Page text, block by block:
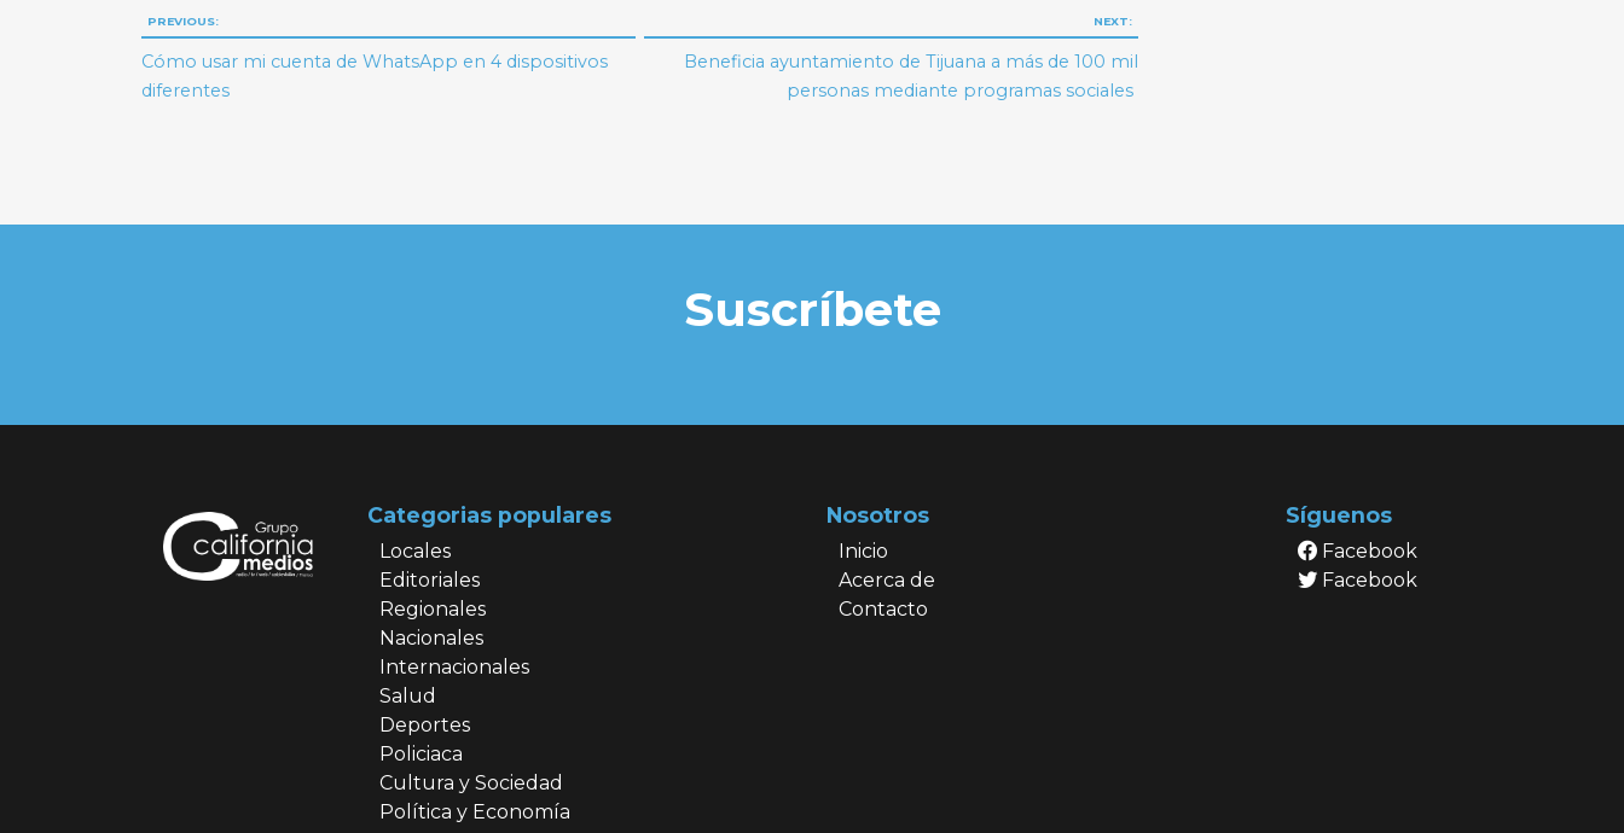
Navegación
de
PREVIOUS:
Cómo usar mi cuenta de WhatsApp en 4 dispositivos
diferentes
NEXT:
Beneficia ayuntamiento de Tijuana a más de 100 mil
personas mediante programas sociales
Suscríbete
Categorias populares
Locales
Editoriales
Regionales
Nacionales
Internacionales
Salud
Deportes
Policiaca
Cultura y Sociedad
Política y Economía
Nosotros
Inicio
Acerca de
Contacto
Síguenos
Facebook
Facebook